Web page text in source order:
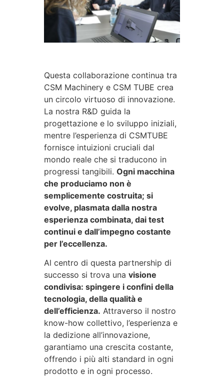
Questa collaborazione continua tra
CSM Machinery e CSM TUBE crea
un circolo virtuoso di innovazione.
La nostra R&D guida la
progettazione e lo sviluppo iniziali,
mentre l’esperienza di CSMTUBE
fornisce intuizioni cruciali dal
mondo reale che si traducono in
progressi tangibili. Ogni macchina
che produciamo non è
semplicemente costruita; si
evolve, plasmata dalla nostra
esperienza combinata, dai test
continui e dall’impegno costante
per l’eccellenza.
Al centro di questa partnership di
successo si trova una visione
condivisa: spingere i confini della
tecnologia, della qualità e
dell’efficienza. Attraverso il nostro
know-how collettivo, l’esperienza e
la dedizione all’innovazione,
garantiamo una crescita costante,
offrendo i più alti standard in ogni
prodotto e in ogni processo.